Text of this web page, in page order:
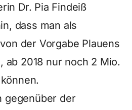
Dr. Pia Findeiß
dass man als
der Vorgabe Plauens
ab 2018 nur noch 2 Mio.
gegenüber der